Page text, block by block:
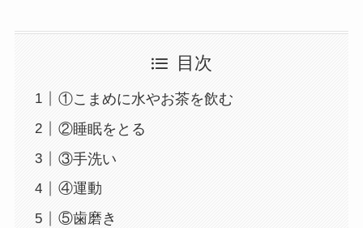
目次
①こまめに水やお茶を飲む
②睡眠をとる
③手洗い
④運動
⑤歯磨き